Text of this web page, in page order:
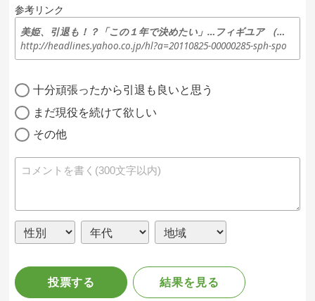
参考リンク
美姫、引退も！？「この１年で決めたい」…フィギユア （スポーツ報知） - Yahoo!ニュース
http://headlines.yahoo.co.jp/hl?a=20110825-00000285-sph-spo
十分頑張ったから引退も良いと思う
まだ現役を続けて欲しい
その他
投票する 結果を見る